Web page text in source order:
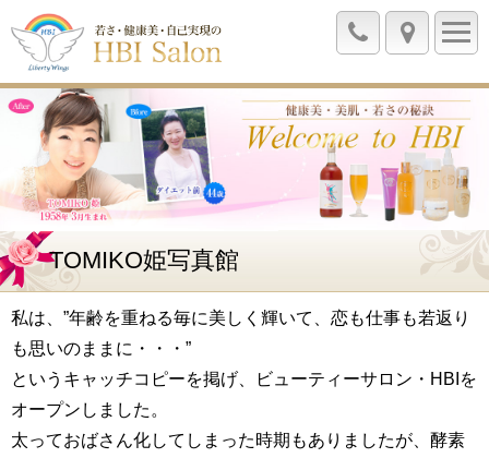
TOMIKO姫写真館
私は、”年齢を重ねる毎に美しく輝いて、恋も仕事も若返り
も思いのままに・・・”
というキャッチコピーを掲げ、ビューティーサロン・HBIを
オープンしました。
太っておばさん化してしまった時期もありましたが、酵素